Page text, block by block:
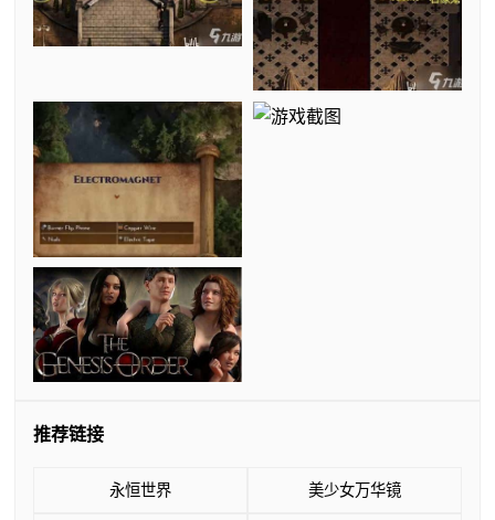
推荐链接
永恒世界 美少女万华镜